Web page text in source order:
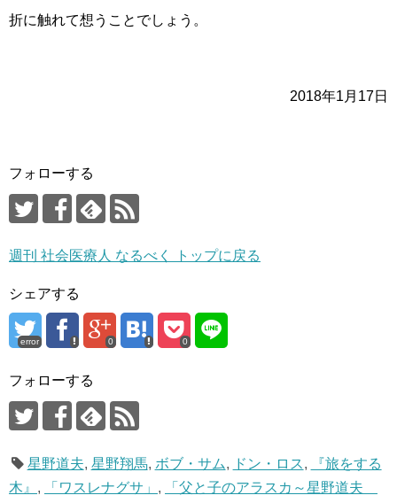
折に触れて想うことでしょう。
2018年1月17日
フォローする
週刊 社会医療人 なるべく トップに戻る
シェアする
error 0 0
フォローする
星野道夫, 星野翔馬, ボブ・サム, ドン・ロス,
『旅をする
木』 , 「ワスレナグサ」 ,
「父と子のアラスカ～星野道夫